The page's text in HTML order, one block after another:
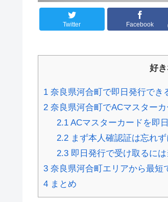
Twitter Facebook
好
1 奈良県河合町で即日発行でき
2 奈良県河合町でACマスター
2.1ACマスターカードを即
2.2まず本人確認証は忘れず
2.3即日発行で受け取るには
3 奈良県河合町エリアから最短
4 まとめ